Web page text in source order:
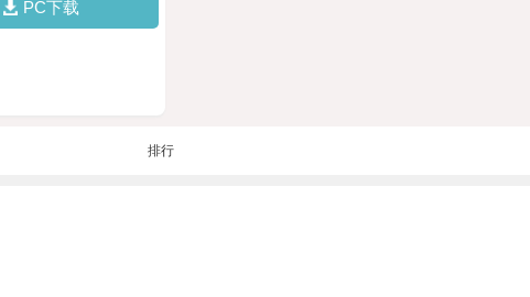
PC下载
排行